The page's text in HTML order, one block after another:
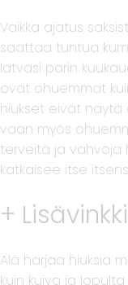
Vaikka ajatus
saattaa tuntua
latvasi parin
ovat ohuemmat
hiukset eivät
vaan myös
terveitä ja vahvoja
katkaisee itse
+ Lisävinkki
Älä harjaa hiuksia
kuin kuiva ja